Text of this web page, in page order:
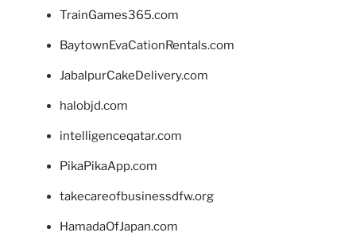
TrainGames365.com
BaytownEvaCationRentals.com
JabalpurCakeDelivery.com
halobjd.com
intelligenceqatar.com
PikaPikaApp.com
takecareofbusinessdfw.org
HamadaOfJapan.com